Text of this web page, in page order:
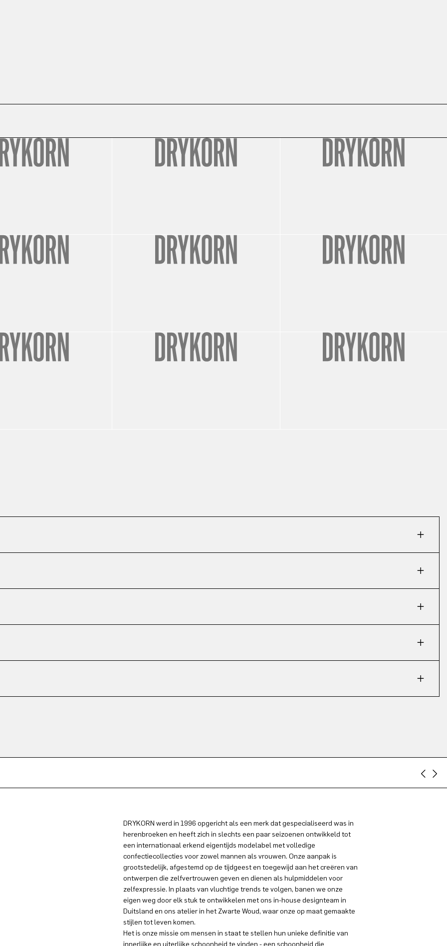
DRYKORN werd in 1996 opgericht als een merk dat gespecialiseerd was in
herenbroeken en heeft zich in slechts een paar seizoenen ontwikkeld tot
een internationaal erkend eigentijds modelabel met volledige
confectiecollecties voor zowel mannen als vrouwen. Onze aanpak is
grootstedelijk, afgestemd op de tijdgeest en toegewijd aan het creëren van
ontwerpen die zelfvertrouwen geven en dienen als hulpmiddelen voor
zelfexpressie. In plaats van vluchtige trends te volgen, banen we onze
eigen weg door elk stuk te ontwikkelen met ons in-house designteam in
Duitsland en ons atelier in het Zwarte Woud, waar onze op maat gemaakte
stijlen tot leven komen.
Het is onze missie om mensen in staat te stellen hun unieke definitie van
innerlijke en uiterlijke schoonheid te vinden - een schoonheid die